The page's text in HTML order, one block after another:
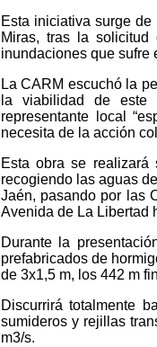
Esta iniciativa surge
Miras, tras la
inundaciones que sufre
La CARM escuchó la
la viabilidad de este
representante local
necesita de la acción
Esta obra se realizará
recogiendo las aguas
Jaén, pasando por las
Avenida de La Libertad
Durante la
prefabricados de
de 3x1,5 m, los 442 m
Discurrirá totalmente
sumideros y rejillas
m3/s.